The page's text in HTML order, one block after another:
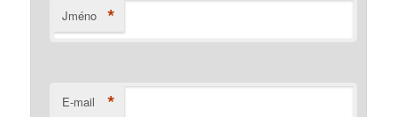
Jméno *
E-mail *